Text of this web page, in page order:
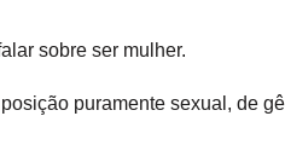
sobre ser mulher.
puramente sexual, de